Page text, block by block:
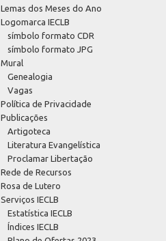
Lemas dos Meses do Ano
Logomarca IECLB
símbolo formato CDR
símbolo formato JPG
Mural
Genealogia
Vagas
Política de Privacidade
Publicações
Artigoteca
Literatura Evangelística
Proclamar Libertação
Rede de Recursos
Rosa de Lutero
Serviços IECLB
Estatística IECLB
Índices IECLB